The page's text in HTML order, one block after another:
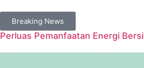
Breaking News
Perluas Pemanfaatan Energi